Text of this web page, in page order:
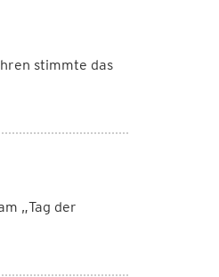
stimmte das
„Tag der